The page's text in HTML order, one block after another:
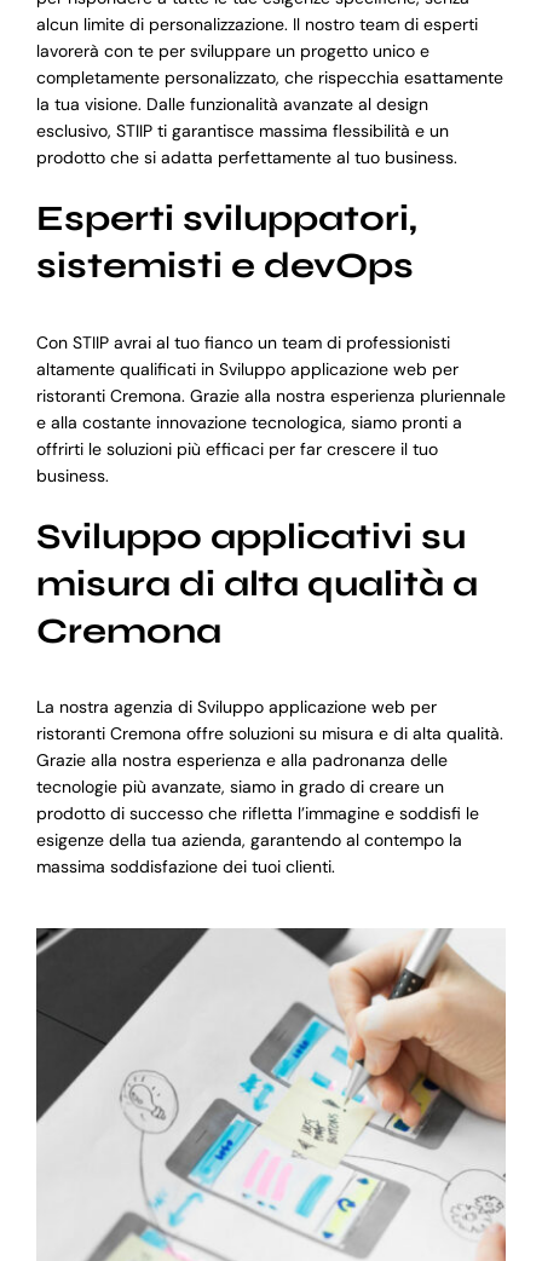
alcun limite di personalizzazione. Il nostro team di esperti
lavorerà con te per sviluppare un progetto unico e
completamente personalizzato, che rispecchia esattamente
la tua visione. Dalle funzionalità avanzate al design
esclusivo, STIIP ti garantisce massima flessibilità e un
prodotto che si adatta perfettamente al tuo business.
Esperti sviluppatori,
sistemisti e devOps
Con STIIP avrai al tuo fianco un team di professionisti
altamente qualificati in Sviluppo applicazione web per
ristoranti Cremona. Grazie alla nostra esperienza pluriennale
e alla costante innovazione tecnologica, siamo pronti a
offrirti le soluzioni più efficaci per far crescere il tuo
business.
Sviluppo applicativi su
misura di alta qualità a
Cremona
La nostra agenzia di Sviluppo applicazione web per
ristoranti Cremona offre soluzioni su misura e di alta qualità.
Grazie alla nostra esperienza e alla padronanza delle
tecnologie più avanzate, siamo in grado di creare un
prodotto di successo che rifletta l’immagine e soddisfi le
esigenze della tua azienda, garantendo al contempo la
massima soddisfazione dei tuoi clienti.